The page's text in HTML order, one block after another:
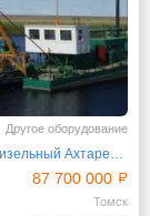
Другое оборудование
Земснаряд дизельный Ахтарец 2000 / 63
87 700 000
Томск